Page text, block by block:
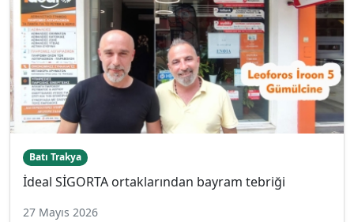
Batı Trakya
İdeal SİGORTA ortaklarından bayram tebriği
27 Mayıs 2026